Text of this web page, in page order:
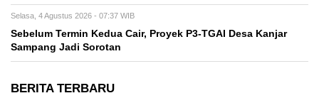
Selasa, 4 Agustus 2026 - 07:37 WIB
Sebelum Termin Kedua Cair, Proyek P3-TGAI Desa Kanjar
Sampang Jadi Sorotan
BERITA TERBARU